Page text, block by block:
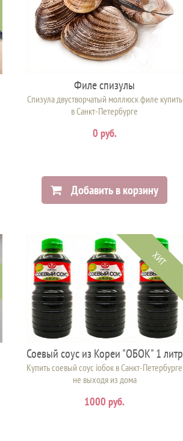
Филе спизулы
Спизула двустворчатый моллюск филе купить
в Санкт-Петербурге
0 руб.
Добавить в корзину
ХИТ
Соевый соус из Кореи "ОБОК" 1 литр
Купить соевый соус iобок в Санкт-Петербурге
не выходя из дома
1000 руб.